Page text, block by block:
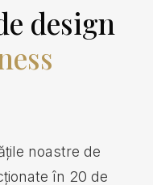
design
noastre de
în 20 de